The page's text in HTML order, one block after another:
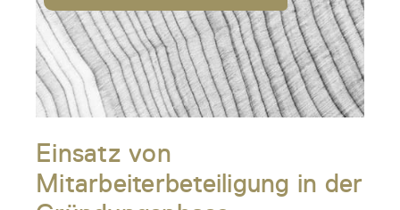
Einsatz von
Mitarbeiterbeteiligung in der